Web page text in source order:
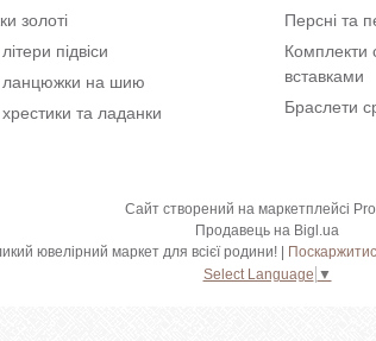
золоті
підвіси
ланцюжки на шию
хрестики та ладанки
Персні та
Комплекти
вставками
Браслети
Сайт створений на маркетплейсі
Продавець на Bigl.ua
Select Language ▼